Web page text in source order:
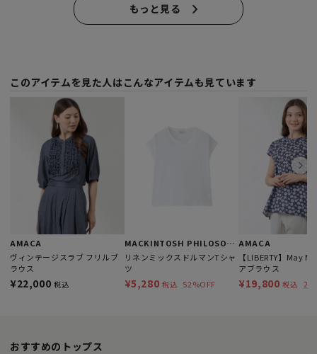
もっと見る
このアイテムを見た人はこんなアイテムも見ています
AMACA
ヴィンテージスラブ フリルブ
ラウス
¥22,000 税込
MACKINTOSH PHILOSOPHY
リネンミックスドルマンTシャ
ツ
¥5,280 税込 52%OFF
AMACA
【LIBERTY】May
アブラウス
¥19,800 税込
おすすめのトップス